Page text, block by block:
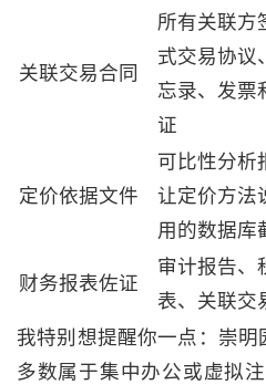
关联交易合同
所有关联方
式交易协议
忘录、发票
证
定价依据文件
可比性分析
让定价方法
用的数据库
财务报表佐证
审计报告、
表、关联交
我特别想提醒你一点：崇
多数属于集中办公或虚拟